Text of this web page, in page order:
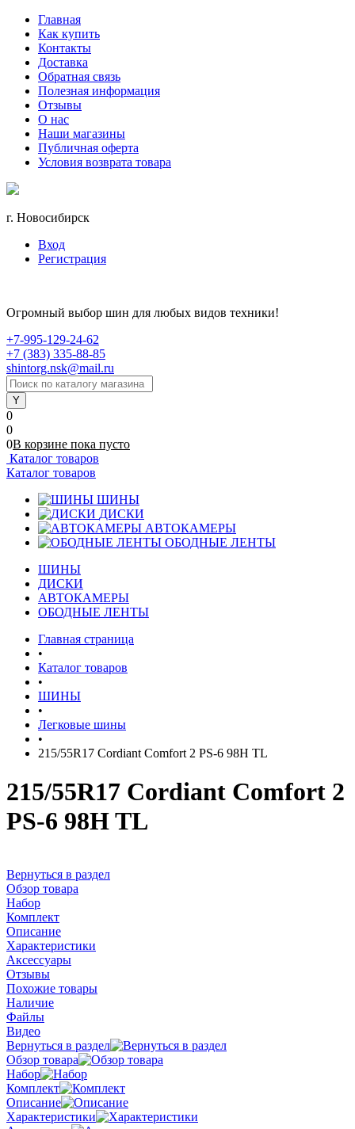
Главная
Как купить
Контакты
Доставка
Обратная связь
Полезная информация
Отзывы
О нас
Наши магазины
Публичная оферта
Условия возврата товара
г. Новосибирск
Вход
Регистрация
Огромный выбор шин для любых видов техники!
+7-995-129-24-62
+7 (383) 335-88-85
shintorg.nsk@mail.ru
0
0
0В корзине пока пусто
Каталог товаров
Каталог товаров
ШИНЫ
ДИСКИ
АВТОКАМЕРЫ
ОБОДНЫЕ ЛЕНТЫ
ШИНЫ
ДИСКИ
АВТОКАМЕРЫ
ОБОДНЫЕ ЛЕНТЫ
Главная страница
•
Каталог товаров
•
ШИНЫ
•
Легковые шины
•
215/55R17 Cordiant Comfort 2 PS-6 98H TL
215/55R17 Cordiant Comfort 2
PS-6 98H TL
Вернуться в раздел
Обзор товара
Набор
Комплект
Описание
Характеристики
Аксессуары
Отзывы
Похожие товары
Наличие
Файлы
Видео
Вернуться в раздел
Обзор товара
Набор
Комплект
Описание
Характеристики